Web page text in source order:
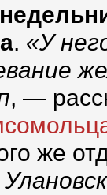
. «У
, —
же